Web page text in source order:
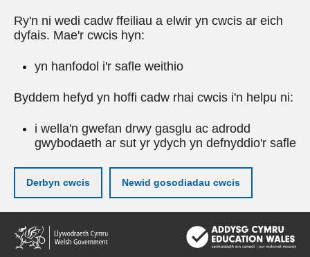
Ry'n ni wedi cadw ffeiliau a elwir yn cwcis ar eich
dyfais. Mae'r cwcis hyn:
yn hanfodol i'r safle weithio
Byddem hefyd yn hoffi cadw rhai cwcis i'n helpu ni:
i wella'n gwefan drwy gasglu ac adrodd
gwybodaeth ar sut yr ydych yn defnyddio'r safle
Derbyn cwcis Newid gosodiadau cwcis
Neidio
i'r
prif